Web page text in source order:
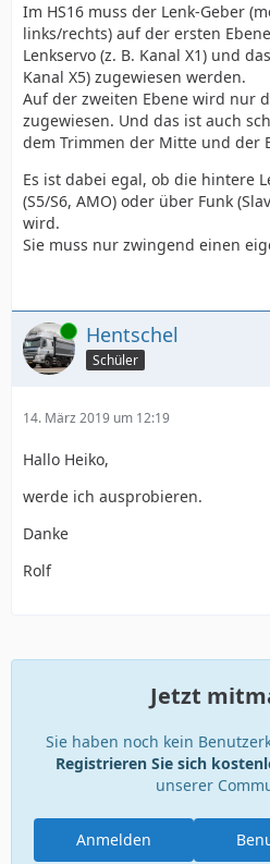
Im HS16 muss der Lenk-Geber
links/rechts) auf der ersten
Lenkservo (z. B. Kanal X1) und
Kanal X5) zugewiesen werden.
Auf der zweiten Ebene wird nur
zugewiesen. Und das ist auch
dem Trimmen der Mitte und der
Es ist dabei egal, ob die hintere
(S5/S6, AMO) oder über Funk
wird.
Sie muss nur zwingend einen
Online Hentschel
Schüler
14. März 2019 um 12:19
Hallo Heiko,
werde ich ausprobieren.
Danke
Rolf
Jetzt
Sie haben noch kein
Registrieren Sie sich
unserer
Anmelden